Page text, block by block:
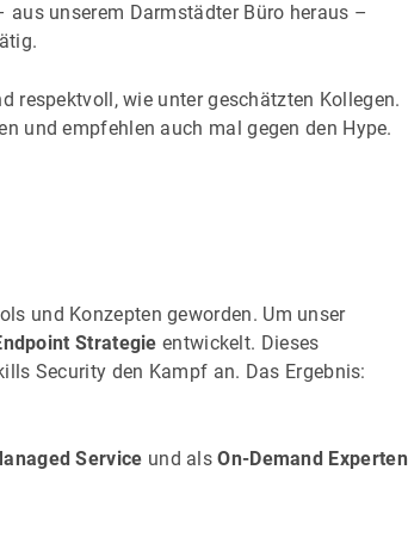
unserem Darmstädter Büro heraus –
respektvoll, wie unter geschätzten Kollegen.
und empfehlen auch mal gegen den Hype.
und Konzepten geworden. Um unser
Strategie entwickelt. Dieses
Security den Kampf an. Das Ergebnis:
Service und alsOn-Demand Experten